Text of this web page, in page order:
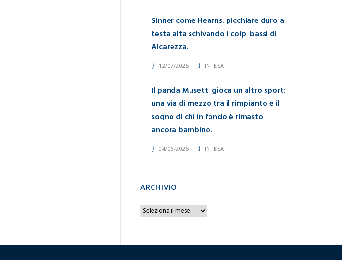
Sinner come Hearns: picchiare duro a
testa alta schivando i colpi bassi di
Alcarezza.
12/07/2025 INTESA
Il panda Musetti gioca un altro sport:
una via di mezzo tra il rimpianto e il
sogno di chi in fondo è rimasto
ancora bambino.
04/06/2025 INTESA
ARCHIVIO
A